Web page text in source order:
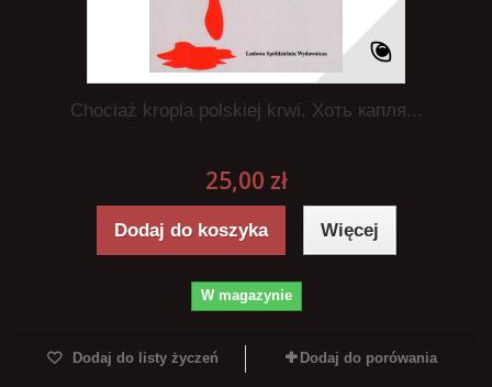
Chociaż kropla polskiej krwi. Хоть капля...
25,00 zł
Dodaj do koszyka Więcej
W magazynie
Dodaj do listy życzeń Dodaj do porówania